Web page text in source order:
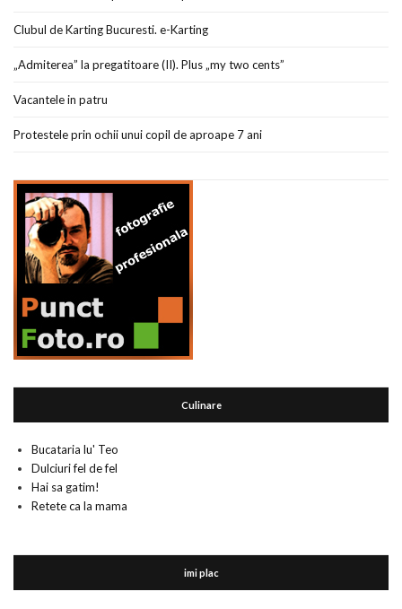
Clubul de Karting Bucuresti. e-Karting
„Admiterea” la pregatitoare (II). Plus „my two cents”
Vacantele in patru
Protestele prin ochii unui copil de aproape 7 ani
Culinare
Bucataria lu' Teo
Dulciuri fel de fel
Hai sa gatim!
Retete ca la mama
imi plac